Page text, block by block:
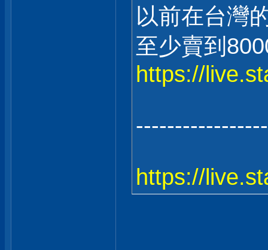
以前在台灣
至少賣到
https://
https://